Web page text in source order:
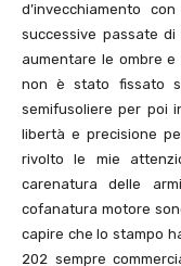
d’invecchiamento
successive passate
aumentare le ombre
non è stato fissato
semifusoliere per poi
libertà e precisione
rivolto le mie
carenatura delle
cofanatura motore
capire che lo stampo
202 sempre